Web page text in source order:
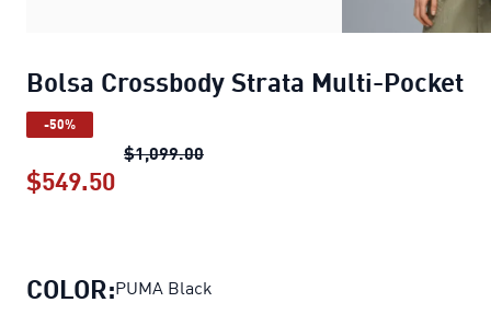
Bolsa Crossbody Strata Multi-Pocket
-50%
$1,099.00Bolsa Crossbody Strata Multi-
$549.50
COLOR:PUMA Black